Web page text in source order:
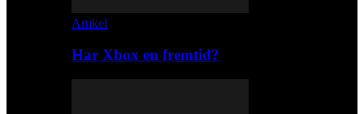
Artikel
Har Xbox en fremtid?